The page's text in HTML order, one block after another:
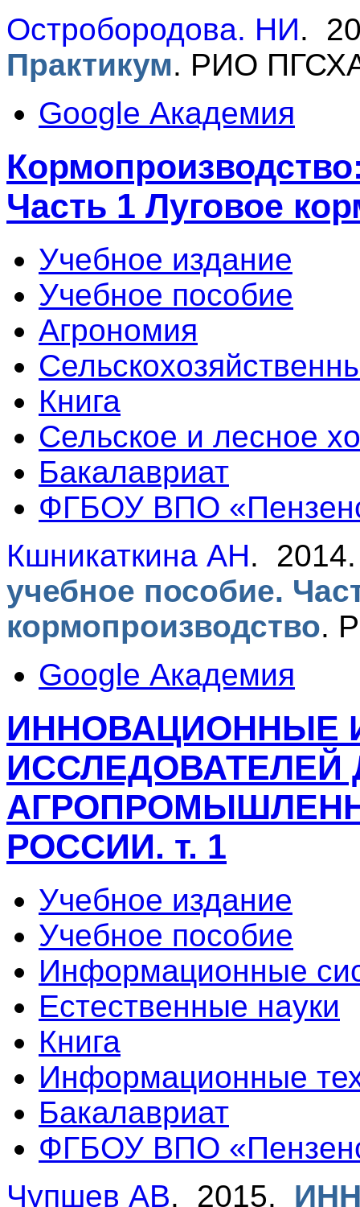
Остробородова. НИ.
Практикум. РИО
Google Академия
Часть 1 Луговое
Учебное издание
Учебное пособие
Агрономия
Книга
Сельское и лесное
Бакалавриат
ФГБОУ ВПО
Кшникаткина АН.
учебное пособие.
кормопроизводство.
Google Академия
ИННОВАЦИОННЫЕ
ИССЛЕДОВАТЕЛЕЙ
РОССИИ. т. 1
Учебное издание
Учебное пособие
Информационные
Естественные науки
Книга
Информационные
Бакалавриат
ФГБОУ ВПО
Чупшев АВ. 2015.